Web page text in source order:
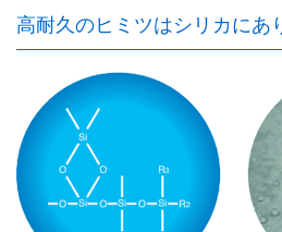
高耐久のヒミツはシリカにあ